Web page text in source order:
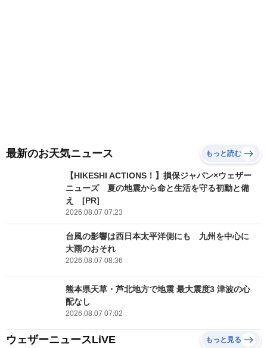
最新のお天気ニュース もっと読む
【HIKESHI ACTIONS！】損保ジャパン×ウェザー
ニューズ 夏の地震から命と生活を守る初動と備
え [PR]
2026.08.07 07:23
台風の影響は西日本太平洋側にも 九州を中心に
大雨のおそれ
2026.08.07 08:36
熊本県天草・芦北地方で地震 最大震度3 津波の心
配なし
2026.08.07 07:02
ウェザーニュースLiVE もっと見る